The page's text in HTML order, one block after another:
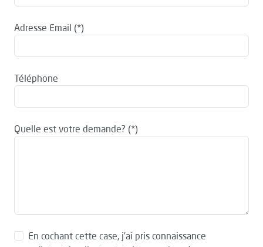
Adresse Email
Téléphone
Quelle est votre demande?
En cochant cette case, j’ai pris connaissance